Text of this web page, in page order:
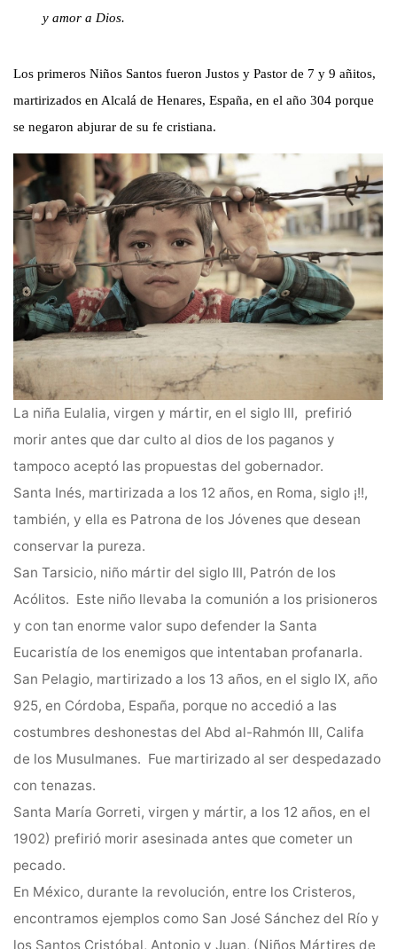
y amor a Dios.
Los primeros Niños Santos fueron Justos y Pastor de 7 y 9 añitos,
martirizados en Alcalá de Henares, España, en el año 304 porque
se negaron abjurar de su fe cristiana.
La niña Eulalia, virgen y mártir, en el siglo III, prefirió
morir antes que dar culto al dios de los paganos y
tampoco aceptó las propuestas del gobernador.
Santa Inés, martirizada a los 12 años, en Roma, siglo ¡!!,
también, y ella es Patrona de los Jóvenes que desean
conservar la pureza.
San Tarsicio, niño mártir del siglo III, Patrón de los
Acólitos. Este niño llevaba la comunión a los prisioneros
y con tan enorme valor supo defender la Santa
Eucaristía de los enemigos que intentaban profanarla.
San Pelagio, martirizado a los 13 años, en el siglo IX, año
925, en Córdoba, España, porque no accedió a las
costumbres deshonestas del Abd al-Rahmón III, Califa
de los Musulmanes. Fue martirizado al ser despedazado
con tenazas.
Santa María Gorreti, virgen y mártir, a los 12 años, en el
1902) prefirió morir asesinada antes que cometer un
pecado.
En México, durante la revolución, entre los Cristeros,
encontramos ejemplos como San José Sánchez del Río y
los Santos Cristóbal, Antonio y Juan, (Niños Mártires de